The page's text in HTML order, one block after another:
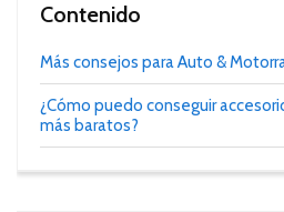
Contenido
Más consejos para Auto &
¿Cómo puedo conseguir
más baratos?